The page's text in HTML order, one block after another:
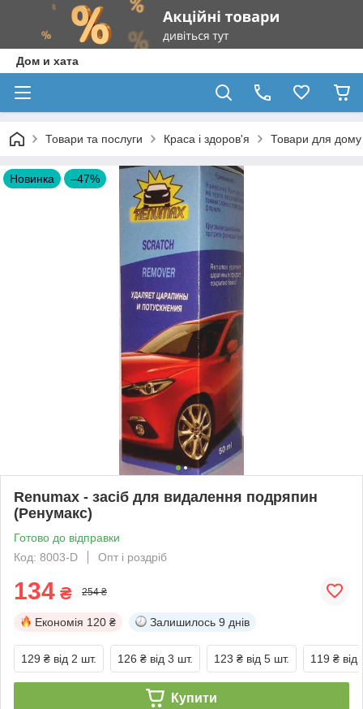
Дом и хата
Товари та послуги Краса і здоров'я Товари для дому
Новинка –47%
Renumax - засіб для видалення подряпин
(Ренумакс)
Готово до відправки
Код: 8003-D
Опт і роздріб
134 ₴ 254 ₴
Економія 120 ₴ Залишилось 9 днів
129 ₴ від 2 шт. 126 ₴ від 3 шт. 123 ₴ від 5 шт. 119 ₴ від
Купити